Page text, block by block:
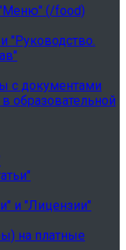
"Меню" (/food)
"Руководство.
с документами
образовательной
и "Лицензии"
на платные